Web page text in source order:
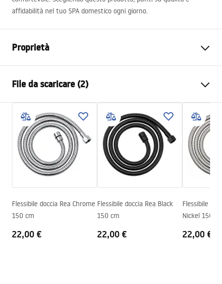
affidabilità nel tuo SPA domestico ogni giorno.
Proprietà
Garanzia
Materiale
acciaio inossidabile, ABS
Peso
1kg
Codice produttore
JS-016BRG
Colore
Oro spazzolato
File da scaricare (2)
Informazioni sulla sicurezza
WARUNKI_BEZPIECZENSTWA_AKCESORIA_LAZIENKOWE.
Condizioni di garanzia
Warranty_Terms_and_Conditions_Accessories_-_24.pdf
Flessibile doccia Rea Chrome
150 cm
22,00 €
Flessibile doccia Rea Black
150 cm
22,00 €
Flessibile
Nickel 150
22,00 €